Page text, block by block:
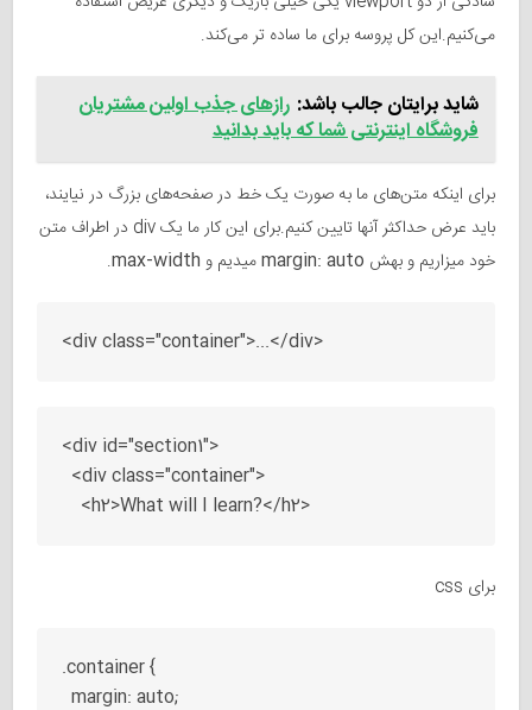
می‌کنیم.این کل پروسه برای ما ساده تر می‌کند.
شاید برایتان جالب باشد: رازهای جذب اولین مشتریان
فروشگاه اینترنتی شما که باید بدانید
برای اینکه متن‌های ما به صورت یک خط در صفحه‌های بزرگ در نیایند،
باید عرض حداکثر آنها تایین کنیم.برای این کار ما یک div در اطراف متن
خود میزاریم و بهش margin: autoمیدیم و max-width
.
<div id="section1">
  <div class="container">
برای css
.container {
  margin: auto;